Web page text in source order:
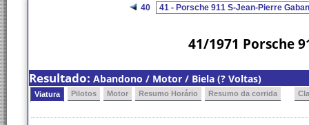
40
41/1971 Porsche
Resultado: Abandono / Motor / Biela (? Voltas)
Viatura Pilotos Motor Resumo Horário Resumo da corrida